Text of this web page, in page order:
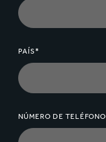
PAÍS*
NÚMERO DE TELÉFONO